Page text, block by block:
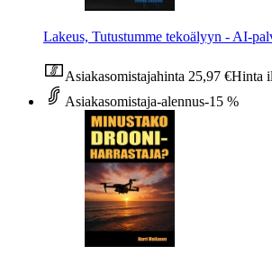
Lakeus, Tutustumme tekoälyyn - AI-
Asiakasomistajahinta 25,97 €Hinta
Asiakasomistaja-alennus-15 %